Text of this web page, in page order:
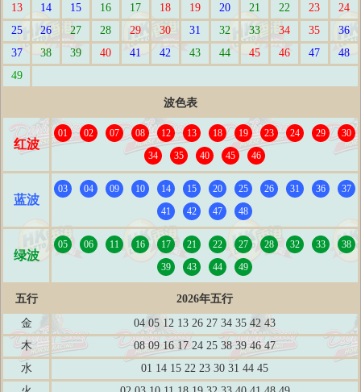
13
14 15 16 17 18 19 20 21 22 23
24
25
26 27 28 29 30 31 32 33 34 35
36
37
38 39 40 41 42 43 44 45 46 47
48
49
波色表
红波
01 02 07 08 12 13 18 19 23 24 29
30
34
35 40 45 46
蓝波
03 04 09 10 14 15 20 25 26 31 36
37
41
42 47 48
绿波
05 06 11 16 17 21 22 27 28 32 33
38
39
43 44 49
五行
2026年五行
金
04 05 12 13 26 27 34 35 42 43
木
08 09 16 17 24 25 38 39 46 47
水
01 14 15 22 23 30 31 44 45